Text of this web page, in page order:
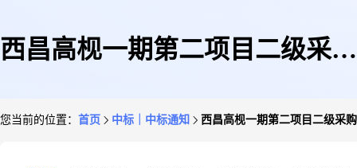
西昌高枧一期第二项目二级采购
您当前的位置： 首页 中标｜中标通知 西昌高枧一期第二项目二级采